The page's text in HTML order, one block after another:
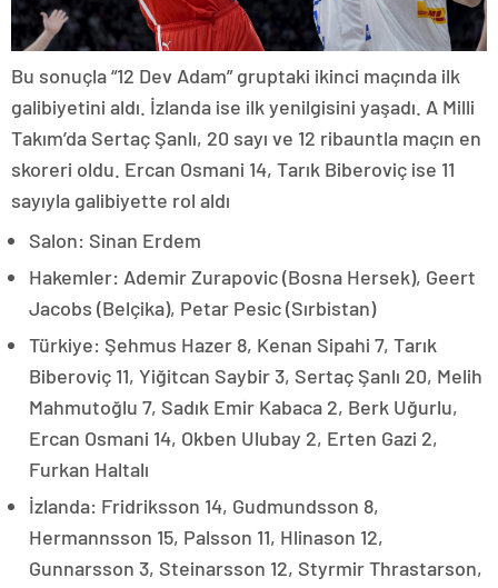
Bu sonuçla “12 Dev Adam” gruptaki ikinci maçında ilk
galibiyetini aldı. İzlanda ise ilk yenilgisini yaşadı. A Milli
Takım’da Sertaç Şanlı, 20 sayı ve 12 ribauntla maçın en
skoreri oldu. Ercan Osmani 14, Tarık Biberoviç ise 11
sayıyla galibiyette rol aldı
Salon: Sinan Erdem
Hakemler: Ademir Zurapovic (Bosna Hersek), Geert
Jacobs (Belçika), Petar Pesic (Sırbistan)
Türkiye: Şehmus Hazer 8, Kenan Sipahi 7, Tarık
Biberoviç 11, Yiğitcan Saybir 3, Sertaç Şanlı 20, Melih
Mahmutoğlu 7, Sadık Emir Kabaca 2, Berk Uğurlu,
Ercan Osmani 14, Okben Ulubay 2, Erten Gazi 2,
Furkan Haltalı
İzlanda: Fridriksson 14, Gudmundsson 8,
Hermannsson 15, Palsson 11, Hlinason 12,
Gunnarsson 3, Steinarsson 12, Styrmir Thrastarson,